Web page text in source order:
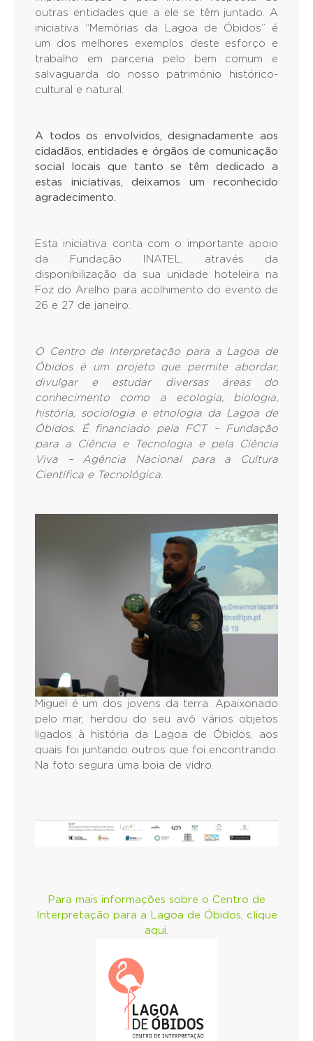
outras entidades que a ele se têm juntado. A
iniciativa “Memórias da Lagoa de Óbidos” é
um dos melhores exemplos deste esforço e
trabalho em parceria pelo bem comum e
salvaguarda do nosso património histórico-
cultural e natural.
A todos os envolvidos, designadamente aos
cidadãos, entidades e órgãos de comunicação
social locais que tanto se têm dedicado a
estas iniciativas, deixamos um reconhecido
agradecimento.
Esta iniciativa conta com o importante apoio
da Fundação INATEL, através da
disponibilização da sua unidade hoteleira na
Foz do Arelho para acolhimento do evento de
26 e 27 de janeiro.
O Centro de Interpretação para a Lagoa de
Óbidos é um projeto que permite abordar,
divulgar e estudar diversas áreas do
conhecimento como a ecologia, biologia,
história, sociologia e etnologia da Lagoa de
Óbidos. É financiado pela FCT – Fundação
para a Ciência e Tecnologia e pela Ciência
Viva – Agência Nacional para a Cultura
Científica e Tecnológica.
Miguel é um dos jovens da terra. Apaixonado
pelo mar, herdou do seu avô vários objetos
ligados à história da Lagoa de Óbidos, aos
quais foi juntando outros que foi encontrando.
Na foto segura uma boia de vidro.
Para mais informações sobre o Centro de
Interpretação para a Lagoa de Óbidos, clique
aqui.